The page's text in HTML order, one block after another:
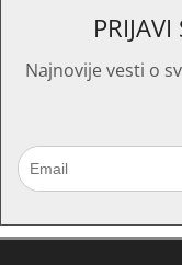
Najnovije vesti o